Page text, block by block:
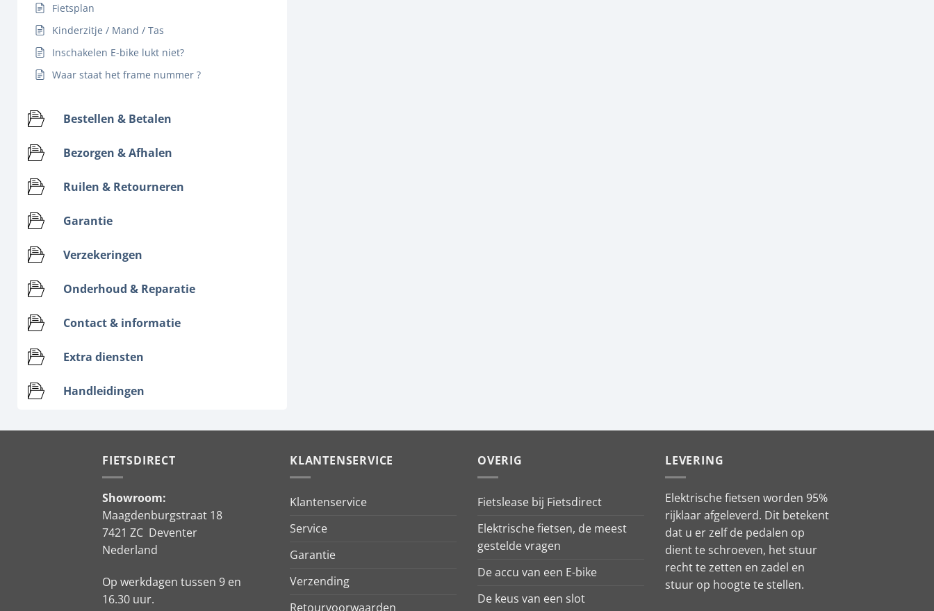
Fietsplan
Kinderzitje / Mand / Tas
Inschakelen E-bike lukt niet?
Waar staat het frame nummer ?
Bestellen & Betalen
Bezorgen & Afhalen
Ruilen & Retourneren
Garantie
Verzekeringen
Onderhoud & Reparatie
Contact & informatie
Extra diensten
Handleidingen
FIETSDIRECT
Showroom:
Maagdenburgstraat 18
7421 ZC Deventer
Nederland
Op werkdagen tussen 9 en
16.30 uur.
KLANTENSERVICE
Klantenservice
Service
Garantie
Verzending
Retourvoorwaarden
OVERIG
Fietslease bij Fietsdirect
Elektrische fietsen, de meest
gestelde vragen
De accu van een E-bike
De keus van een slot
LEVERING
Elektrische fietsen worden 95%
rijklaar afgeleverd. Dit betekent
dat u er zelf de pedalen op
dient te schroeven, het stuur
recht te zetten en zadel en
stuur op hoogte te stellen.